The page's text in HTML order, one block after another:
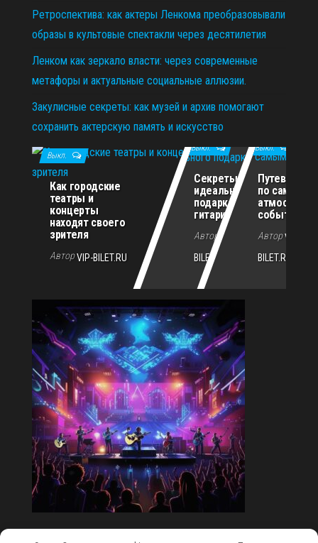
Ретроспектива: как актеры Ленкома преобразовывали
образы в культовые спектакли через десятилетия
Ленком как зеркало власти: через современные
метафоры и актуальные социальные аллюзии.
Закулисные секреты: как музей и архив помогают
сохранить актерскую память и искусство
02.07.2026
Выкл.
Как городские
театры и
концерты
находят своего
зрителя
АвторVIP-BILET.RU
11.12.2025
Выкл.
Секреты
идеального
подарка для
гитариста
Автор VIP-
BILET.RU
Выкл.
по самым
событиям
АвторVIP-
BILET.RU